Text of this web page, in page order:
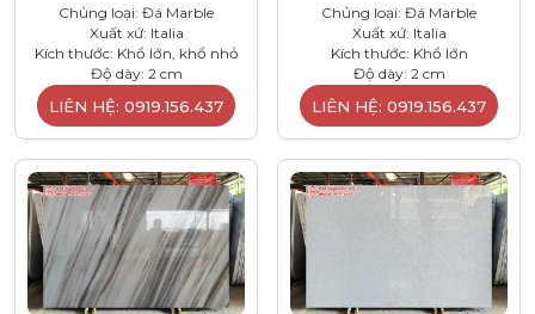
Chủng loại: Đá Marble
Xuất xứ: Italia
Kích thước: Khổ lớn, khổ nhỏ
Độ dày: 2 cm
LIÊN HỆ: 0919.156.437
Chủng loại: Đá Marble
Xuất xứ: Italia
Kích thước: Khổ lớn
Độ dày: 2 cm
LIÊN HỆ: 0919.156.437